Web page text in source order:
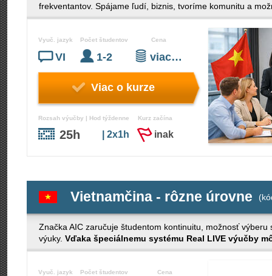
frekventantov. Spájame ľudí, biznis, tvoríme komunitu a
Vyuč. jazyk
VI
Počet študentov
1-2
Cena
viac…
Viac o kurze
Rozsah výučby | Hod týždenne
25h | 2x1h
Kurz začína
inak
Vietnamčina - rôzne úrovne
Značka AIC zaručuje študentom kontinuitu, možnosť
výuky. Vďaka špeciálnemu systému Real LIVE výučby
Vyuč. jazyk Počet študentov Cena